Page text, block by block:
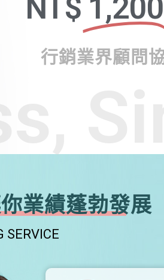
NT$ 1,200
行銷業界顧問
業績蓬勃發展
SERVICE